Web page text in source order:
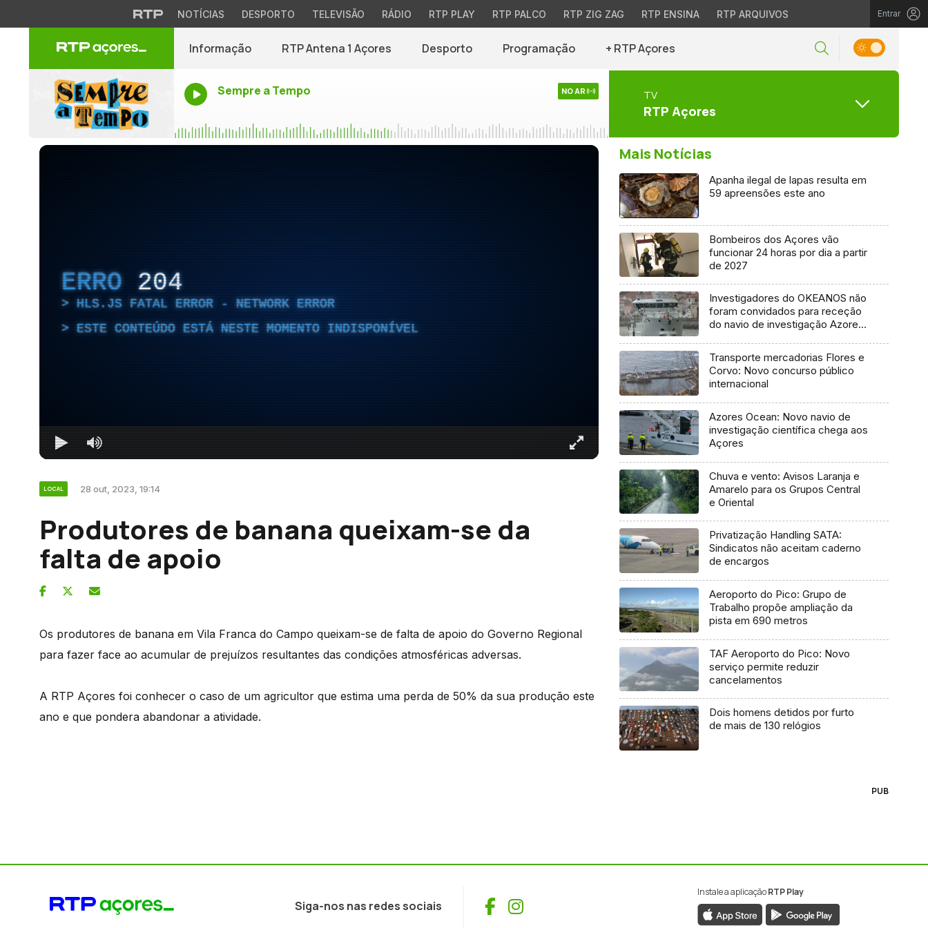
NOTÍCIAS DESPORTO TELEVISÃO RÁDIO RTP PLAY RTP PALCO RTP ZIG ZAG RTP ENSINA RTP ARQUIVOS Entrar
Informação RTP Antena 1 Açores Desporto Programação + RTP Açores
Sempre a Tempo NO AR TV
RTP Açores
ERRO 204
HLS.JS FATAL ERROR - NETWORK ERROR
ESTE CONTEÚDO ESTÁ NESTE MOMENTO INDISPONÍVEL
LOCAL 28 out, 2023, 19:14
Produtores de banana queixam-se da
falta de apoio
Os produtores de banana em Vila Franca do Campo queixam-se de falta de apoio do Governo Regional
para fazer face ao acumular de prejuízos resultantes das condições atmosféricas adversas.
A RTP Açores foi conhecer o caso de um agricultor que estima uma perda de 50% da sua produção este
ano e que pondera abandonar a atividade.
Mais Notícias
Apanha ilegal de lapas resulta em
59 apreensões este ano
Bombeiros dos Açores vão
funcionar 24 horas por dia a partir
de 2027
Investigadores do OKEANOS não
foram convidados para receção
do navio de investigação Azores
Transporte mercadorias Flores e
Corvo: Novo concurso público
internacional
Azores Ocean: Novo navio de
investigação científica chega aos
Açores
Chuva e vento: Avisos Laranja e
Amarelo para os Grupos Central
e Oriental
Privatização Handling SATA:
Sindicatos não aceitam caderno
de encargos
Aeroporto do Pico: Grupo de
Trabalho propõe ampliação da
pista em 690 metros
TAF Aeroporto do Pico: Novo
serviço permite reduzir
cancelamentos
Dois homens detidos por furto
de mais de 130 relógios
PUB
Siga-nos nas redes sociais Facebook
Instagram
Instale a aplicaçãoRTP Play